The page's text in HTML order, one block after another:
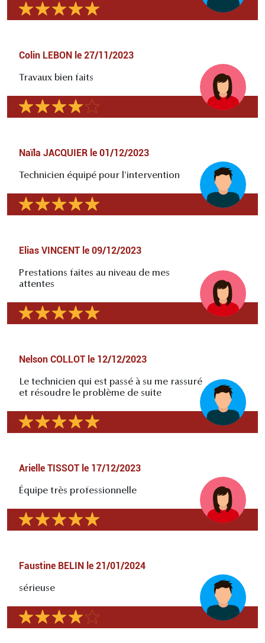
Colin LEBON le 27/11/2023
Travaux bien faits
Naïla JACQUIER le 01/12/2023
Technicien équipé pour l'intervention
Elias VINCENT le 09/12/2023
Prestations faites au niveau de mes
attentes
Nelson COLLOT le 12/12/2023
Le technicien qui est passé à su me rassuré
et résoudre le problème de suite
Arielle TISSOT le 17/12/2023
Équipe très professionnelle
Faustine BELIN le 21/01/2024
sérieuse